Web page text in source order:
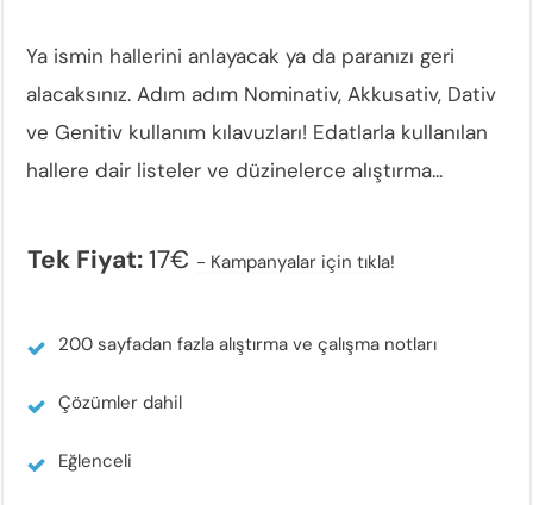
Ya ismin hallerini anlayacak ya da paranızı geri
alacaksınız. Adım adım Nominativ, Akkusativ, Dativ
ve Genitiv kullanım kılavuzları! Edatlarla kullanılan
hallere dair listeler ve düzinelerce alıştırma...
Tek Fiyat:17€ - Kampanyalar için tıkla!
200 sayfadan fazla alıştırma ve çalışma notları
Çözümler dahil
Eğlenceli